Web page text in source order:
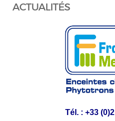
ACTUALITÉS
Tél. : +33